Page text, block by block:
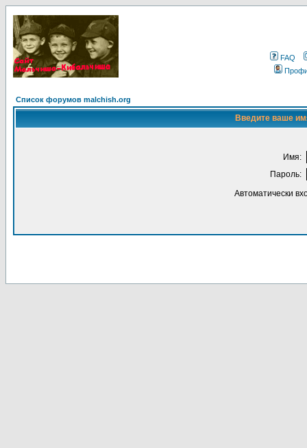
FAQ
Список форумов malchish.org
Введите ваше
Имя:
Пароль:
Автоматически